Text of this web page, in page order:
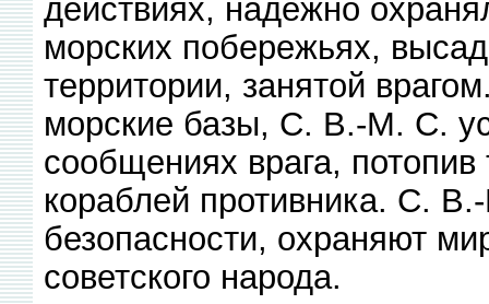
действиях, надёжно
морских побережьях,
территории, занятой
морские базы, С. В.-М. С.
сообщениях врага,
кораблей противника. С.
безопасности, охраняют
советского народа.